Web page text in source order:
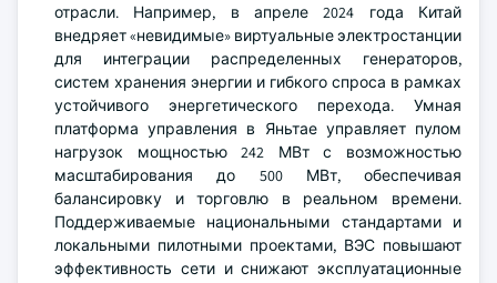
отрасли. Например, в апреле 2024 года Китай
внедряет «невидимые» виртуальные электростанции
для интеграции распределенных генераторов,
систем хранения энергии и гибкого спроса в рамках
устойчивого энергетического перехода. Умная
платформа управления в Яньтае управляет пулом
нагрузок мощностью 242 МВт с возможностью
масштабирования до 500 МВт, обеспечивая
балансировку и торговлю в реальном времени.
Поддерживаемые национальными стандартами и
локальными пилотными проектами, ВЭС повышают
эффективность сети и снижают эксплуатационные